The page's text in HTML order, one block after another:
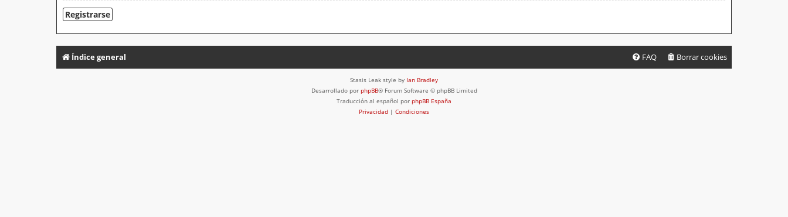
Registrarse
Índice general Borrar cookies
FAQ
Stasis Leak style by Ian Bradley
Desarrollado por phpBB® Forum Software © phpBB Limited
Traducción al español por phpBB España
Privacidad | Condiciones